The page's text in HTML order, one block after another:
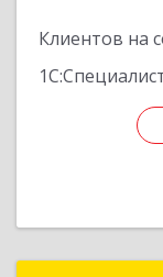
Клиентов на